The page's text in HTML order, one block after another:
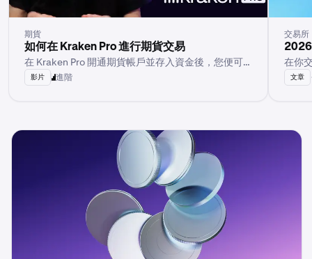
期貨
如何在 Kraken Pro 進行期貨交易
在 Kraken Pro 開通期貨帳戶並存入資金後，您便可
以開始您的首筆期貨交易。
影片 進階
交易所
在你
文章